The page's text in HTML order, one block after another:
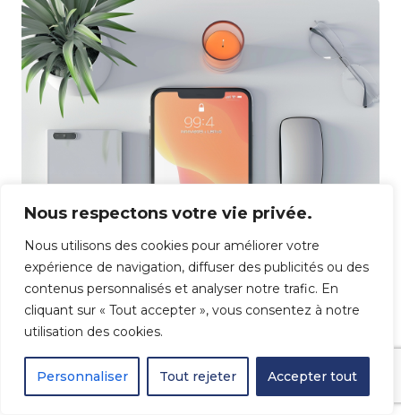
Nous respectons votre vie privée.
Nous utilisons des cookies pour améliorer votre
expérience de navigation, diffuser des publicités ou des
contenus personnalisés et analyser notre trafic. En
cliquant sur « Tout accepter », vous consentez à notre
utilisation des cookies.
Personnaliser Tout rejeter Accepter tout
Design et Expérience Utilisateur - 2 juillet 2024